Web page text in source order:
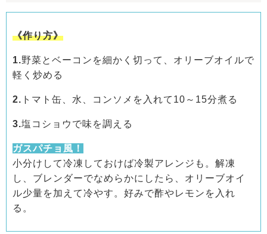
《作り方》
1.野菜とベーコンを細かく切って、オリーブオイルで
軽く炒める
2. トマト缶、水、コンソメを入れて10～15分煮る
3.塩コショウで味を調える
ガスパチョ風！
小分けして冷凍しておけば冷製アレンジも。解凍
し、ブレンダーでなめらかにしたら、オリーブオイ
ル少量を加えて冷やす。好みで酢やレモンを入れ
る。